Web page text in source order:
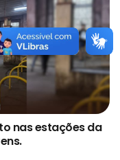
nas estações da